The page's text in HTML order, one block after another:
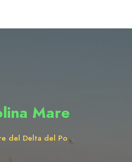
Mare
del Delta del Po